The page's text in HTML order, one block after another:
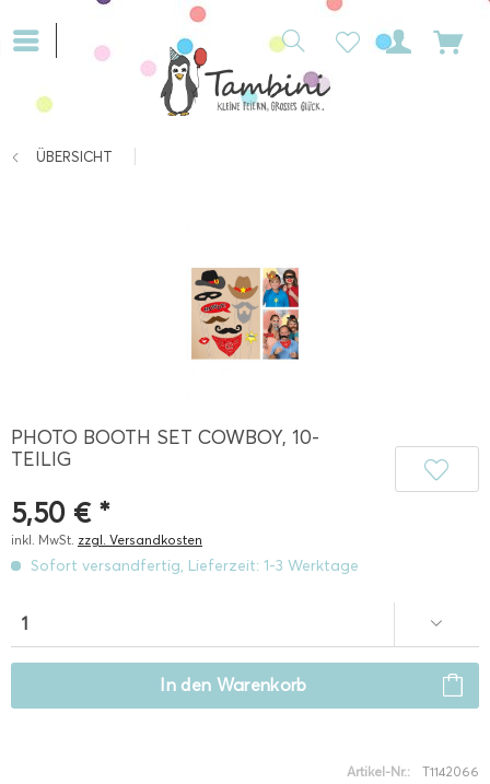
ÜBERSICHT
PHOTO BOOTH SET COWBOY, 10-
TEILIG
5,50 € *
inkl. MwSt. zzgl. Versandkosten
Sofort versandfertig, Lieferzeit: 1-3 Werktage
In den Warenkorb
Artikel-Nr.:
T1142066